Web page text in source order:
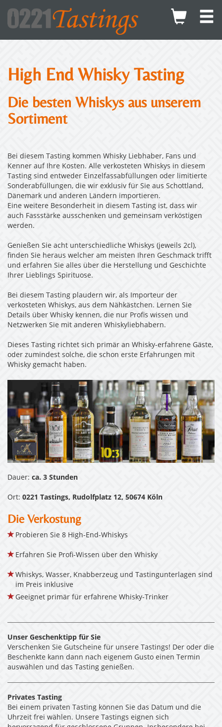
High End Whisky Tasting
Die besten Whiskys aus unserem
Sortiment
Bei diesem Tasting kommen Whisky Liebhaber, Fans und
Kenner auf Ihre Kosten. Alle verkosteten Whiskys in diesem
Tasting sind entweder Einzelfassabfüllungen oder limitierte
Sonderabfüllungen, die wir exklusiv für Sie aus Schottland,
Dänemark und anderen Ländern importieren.
Eine weitere Besonderheit in diesem Tasting ist, dass wir
auch Fassstärke ausschenken und gemeinsam verköstigen
werden.
Genießen Sie acht unterschiedliche Whiskys (jeweils 2cl),
finden Sie heraus welcher am meisten Ihren Geschmack trifft
und erfahren Sie alles über die Herstellung und Geschichte
Ihrer Lieblings Spirituose.
Bei diesem Tasting plaudern wir, als Importeur der
verkosteten Whiskys, aus dem Nähkästchen. Lernen Sie
Details über Whisky kennen, die nur Profis wissen und
Netzwerken Sie mit anderen Whiskyliebhabern.
Dieses Tasting richtet sich primär an Whisky-erfahrene Gäste,
oder zumindest solche, die schon erste Erfahrungen mit
Whisky gemacht haben.
Dauer: ca. 3 Stunden
Ort: 0221 Tastings, Rudolfplatz 12, 50674 Köln
Die Verkostung
Probieren Sie 8 High-End-Whiskys
Erfahren Sie Profi-Wissen über den Whisky
Whiskys, Wasser, Knabberzeug und Tastingunterlagen sind
im Preis inklusive
Geeignet primär für erfahrene Whisky-Trinker
Unser Geschenktipp für Sie
Verschenken Sie Gutscheine für unsere Tastings! Der oder die
Beschenkte kann dann nach eigenem Gusto einen Termin
auswählen und das Tasting genießen.
Privates Tasting
Bei einem privaten Tasting können Sie das Datum und die
Uhrzeit frei wählen. Unsere Tastings eignen sich